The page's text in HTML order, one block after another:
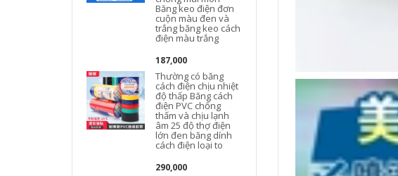
Băng keo điện đơn
cuộn màu đen và
trắng băng keo cách
điện màu trắng
187,000
Thường có băng
cách điện chịu nhiệt
độ thấp Băng cách
điện PVC chống
thấm và chịu lạnh
âm 25 độ thợ điện
lớn đen băng dính
cách điện loại to
290,000
Trắng Vàng Xanh
Đỏ Đen Mặc Chống
cháy Ngọn lửa
Không chì Băng
cách nhiệt PVC Băng
chống thấm nước
siêu mỏng các loại
băng dính cách điện
202,000